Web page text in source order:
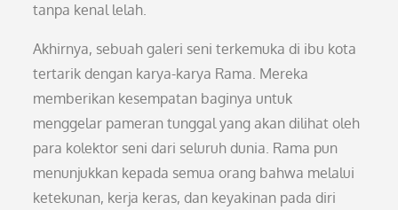
tanpa kenal lelah.
Akhirnya, sebuah galeri seni terkemuka di ibu kota
tertarik dengan karya-karya Rama. Mereka
memberikan kesempatan baginya untuk
menggelar pameran tunggal yang akan dilihat oleh
para kolektor seni dari seluruh dunia. Rama pun
menunjukkan kepada semua orang bahwa melalui
ketekunan, kerja keras, dan keyakinan pada diri